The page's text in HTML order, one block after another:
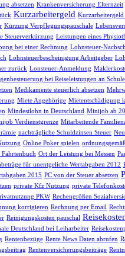
absetzen Krankenversicherung Elternzeit
Kurzarbeitergeld Kurzarbeitergeld
Kürzung Verpflegungspauschale
Steuerverkürzung Leistungen eines
bei einer Rechnung Lohnsteuer-
Lohnsteuerbescheinigung Arbeitgeber
zurück Lonsteuer-Anmeldung
bei Reiseleistungen an
Medikamente steuerlich absetzen
Miete Angehörige Mietentschädigung
Mindestlohn in Deutschland Minijob ab
Verdienstgrenze Mitarbeitende
nachträgliche Schuldzinsen Steuer
Online Poker spielen
Fahrtenbuch Ort der Leistung bei Messen
für unentgeliche Wertabgaben 2012
2015 PC von der Steuer absetzen
private Kfz Nutzung private
PKW Rechengrößen
korrigieren Rechnung per Email
Reinigungskosten pauschal
Deutschland bei Leiharbeiter
Rentenbezüge Rente News Daten abrufen
Rentenversicherungsbeiträge